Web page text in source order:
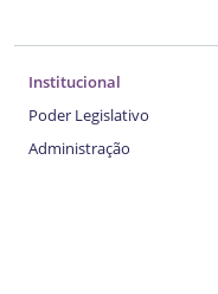
Institucional
Poder Legislativo
Administração